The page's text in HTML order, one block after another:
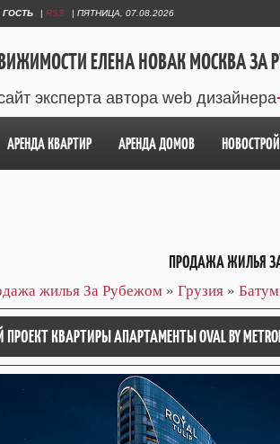
ГОСТЬ | RSS | ПЯТНИЦА, 07.08.2026
ЕЛЕНА НОВАК МОСКВА ЗА
эксперта автора web дизайнера
АРЕНДА КВАРТИР АРЕНДА ДОМОВ
ПРОДАЖА ЖИЛЬЯ
жилья За Рубежом » Грузия »
КВАРТИРЫ АПАРТАМЕНТЫ OVAL BY